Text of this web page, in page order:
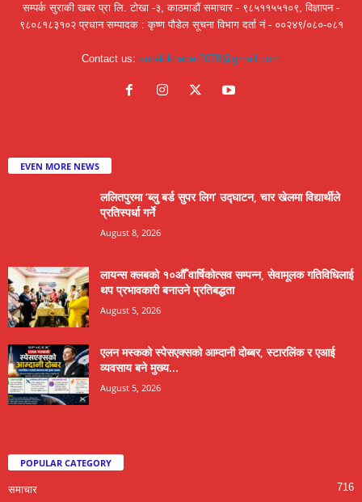
सम्पर्क सुराकी खबर प्रा लि. टोखा -३, काठमाडौं समाचार - ९८५११५५१०९, विज्ञापन -
९८०८१८३१०२ प्रधान सम्पादक : कृष्ण पौडेल सूचना विभाग दर्ता नं - ००२४९/०८०-०८१
Contact us: surakikhabar2078@gmail.com
EVEN MORE NEWS
ललितपुरमा ‘ब्लु बर्ड सुपर लिग’ उद्घाटन, चार खेलमा विद्यार्थीले
प्रतिस्पर्धा गर्ने
August 8, 2026
लायन्स क्लबको १०औँ वार्षिकोत्सव सम्पन्न, सेवामूलक गतिविधिलाई
थप प्रभावकारी बनाउने प्रतिबद्धता
August 5, 2026
एलन मस्कको स्पेसएक्सको आम्दानी दोब्बर, स्टारलिंक र एआई
व्यवसाय बने मुख्य...
August 5, 2026
POPULAR CATEGORY
समाचार 716